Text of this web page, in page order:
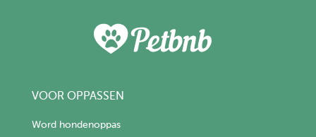
VOOR OPPASSEN
Word hondenoppas